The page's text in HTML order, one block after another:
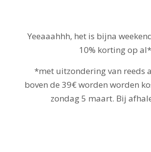
Yeeaaahhh, het is bijna
10% korting op
*met uitzondering van reeds
boven de 39€ worden worden
zondag 5 maart. Bij